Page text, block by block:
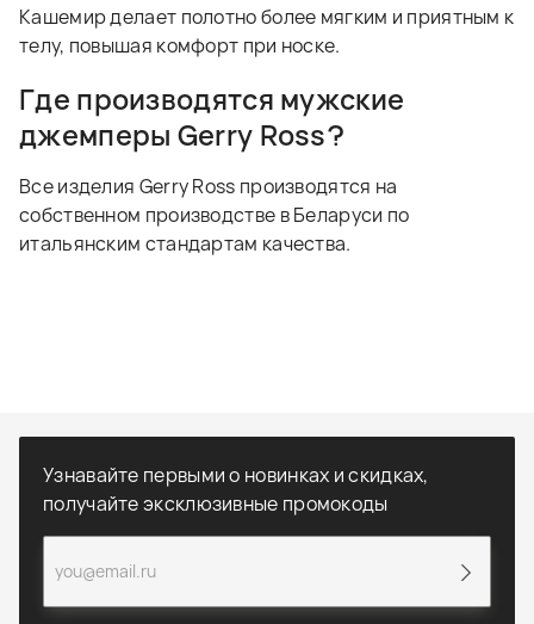
Кашемир делает полотно более мягким и приятным к
телу, повышая комфорт при носке.
Где производятся мужские
джемперы Gerry Ross?
Все изделия Gerry Ross производятся на
собственном производстве в Беларуси по
итальянским стандартам качества.
Узнавайте первыми о новинках и скидках,
получайте эксклюзивные промокоды